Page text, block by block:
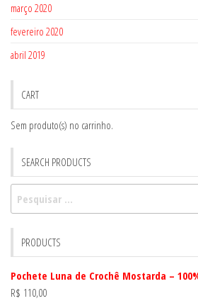
março 2020
fevereiro 2020
abril 2019
CART
Sem produto(s) no carrinho.
SEARCH PRODUCTS
Pesquisar
por:
PRODUCTS
Pochete Luna de Crochê Mostarda –
R$ 110,00